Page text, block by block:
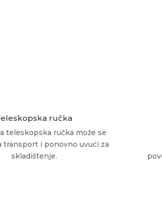
ručka
teleskopska ručka može se
transport i ponovno uvući za
skladištenje.